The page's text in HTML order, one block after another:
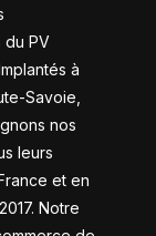
du PV
à
Savoie,
nos
leurs
et en
Notre